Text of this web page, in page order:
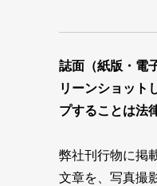
誌面（紙版・電
リーンショット
プすることは法
弊社刊行物に掲
文章を、写真撮